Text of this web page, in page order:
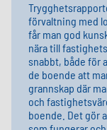
förvaltning med
får man god
nära till
snabbt, både för
de boende att
grannskap där
och
boende. Det gör